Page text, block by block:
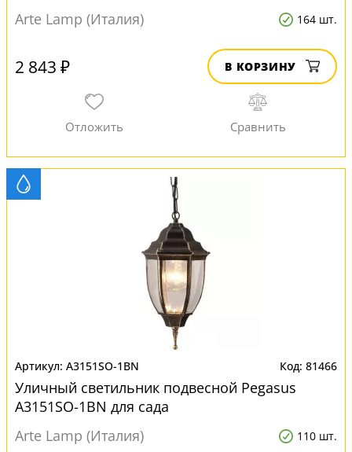
Arte Lamp (Италия)
164 шт.
2 843 ₽ В КОРЗИНУ
A3151SO-1BN 81466
Уличный светильник подвесной Pegasus
A3151SO-1BN для сада
Arte Lamp (Италия)
110 шт.